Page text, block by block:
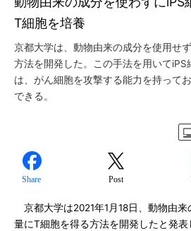
T細胞を培養
京都大学は、動物由来の成分を使用せ
方法を開発した。この手法を用いて
は、がん細胞を攻撃する能力を持って
できる。
Share Post
京都大学は2021年1月18日、動物由
量にT細胞を得る方法を開発したと発